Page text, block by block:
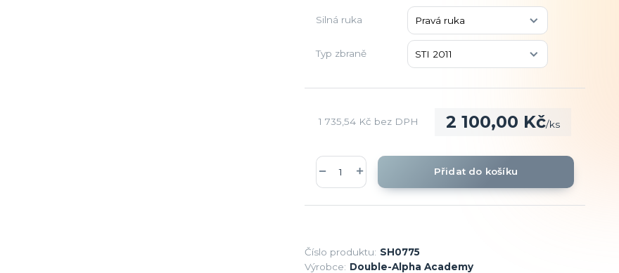
Silná ruka
Typ zbraně
2 100,00 Kč/ks
1 735,54 Kč bez DPH
Přidat do košíku
Číslo produktu: SH0775
Výrobce: Double-Alpha Academy